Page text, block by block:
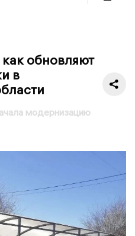
обновляют
в
модернизацию